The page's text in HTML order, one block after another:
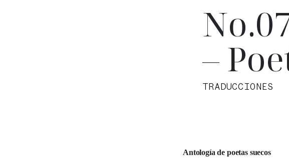
–
TRADUCCIONES
Antología de poetas suecos